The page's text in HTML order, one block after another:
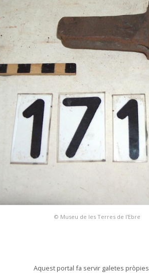
© Museu de les Terres de l'Ebre
Aquest portal fa servir galetes